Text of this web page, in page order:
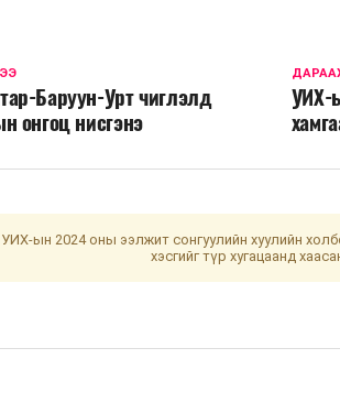
УИХ-
Баруун-Урт чиглэлд
онгоц нисгэнэ
ын 2024 оны ээлжит сонгуулийн хуулийн
хэсгийг түр хугацаанд